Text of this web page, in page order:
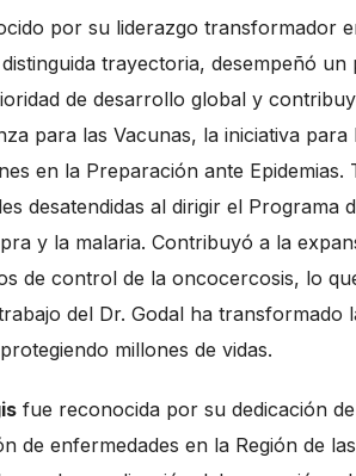
por su liderazgo transformador
trayectoria, desempeñó
de desarrollo global y
para las Vacunas, la iniciativa
en la Preparación ante
desatendidas al dirigir el Programa
y la malaria. Contribuyó a la
de control de la oncocercosis, lo
del Dr. Godal ha transformado
millones de vidas.
fue reconocida por su dedicación
de enfermedades en la Región de